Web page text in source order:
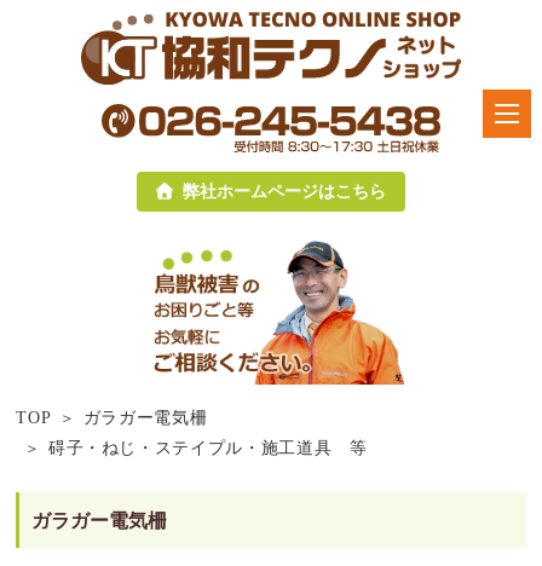
弊社ホームページはこちら
TOP
ガラガー電気柵
碍子・ねじ・ステイプル・施工道具 等
ガラガー電気柵